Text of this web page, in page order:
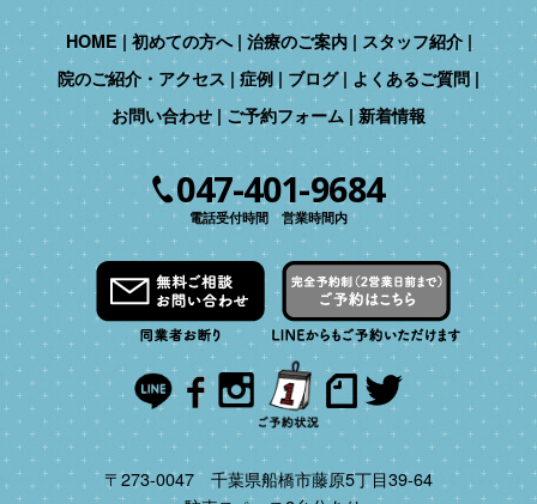
HOME 初めての方へ 治療のご案内
スタッフ紹介
院のご紹介・アクセス
症例 ブログ
よくあるご質問
お問い合わせ ご予約フォーム 新着情報
047-401-9684
電話受付時間 営業時間内
〒273-0047 千葉県船橋市藤原5丁目39-64